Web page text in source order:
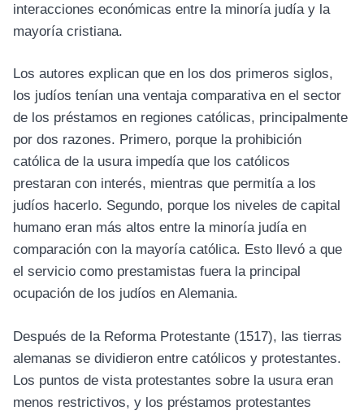
interacciones económicas entre la minoría judía y la
mayoría cristiana.
Los autores explican que en los dos primeros siglos,
los judíos tenían una ventaja comparativa en el sector
de los préstamos en regiones católicas, principalmente
por dos razones. Primero, porque la prohibición
católica de la usura impedía que los católicos
prestaran con interés, mientras que permitía a los
judíos hacerlo. Segundo, porque los niveles de capital
humano eran más altos entre la minoría judía en
comparación con la mayoría católica. Esto llevó a que
el servicio como prestamistas fuera la principal
ocupación de los judíos en Alemania.
Después de la Reforma Protestante (1517), las tierras
alemanas se dividieron entre católicos y protestantes.
Los puntos de vista protestantes sobre la usura eran
menos restrictivos, y los préstamos protestantes